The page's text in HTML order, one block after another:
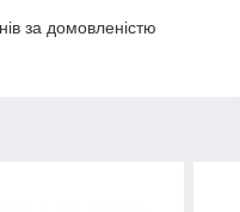
за домовленістю